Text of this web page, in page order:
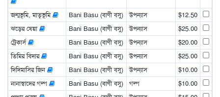
জন্মভূমি, মাতৃভূমি Bani Basu (বাণী বসু) উপন্যাস
$12.50
ঝড়ের খেয়া
Bani Basu (বাণী বসু) উপন্যাস
$25.00
ট্রেকার্স
Bani Basu (বাণী বসু) উপন্যাস
$20.00
তিমির বিদার
Bani Basu (বাণী বসু) উপন্যাস
$25.00
দিদিমাসির জিন
Bani Basu (বাণী বসু) উপন্যাস
$10.00
নানাস্বাদের গল্প
Bani Basu (বাণী বসু) গল্প
$10.00